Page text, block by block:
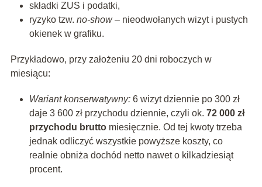
składki ZUS i podatki,
ryzyko tzw. no-show– nieodwołanych wizyt i pustych
okienek w grafiku.
Przykładowo, przy założeniu 20 dni roboczych w
miesiącu:
Wariant konserwatywny:6 wizyt dziennie po 300 zł
daje 3 600 zł przychodu dziennie, czyli ok. 72 000 zł
przychodu bruttomiesięcznie. Od tej kwoty trzeba
jednak odliczyć wszystkie powyższe koszty, co
realnie obniża dochód netto nawet o kilkadziesiąt
procent.